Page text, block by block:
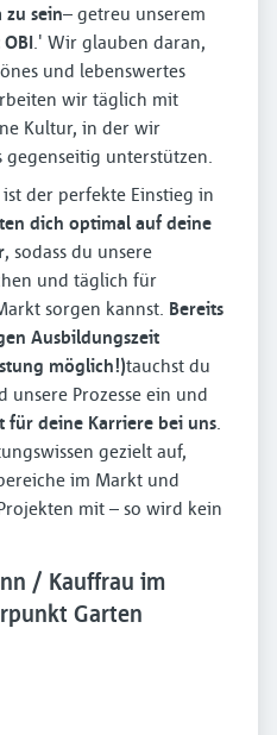
zu sein– getreu unserem
.' Wir glauben daran,
und lebenswertes
wir täglich mit
Kultur, in der wir
gegenseitig unterstützen.
der perfekte Einstieg in
dich optimal auf deine
, sodass du unsere
und täglich für
sorgen kannst. Bereits
Ausbildungszeit
möglich!)tauchst du
Prozesse ein und
für deine Karriere bei uns.
gezielt auf,
im Markt und
mit – so wird kein
/ Kauffrau im
Garten